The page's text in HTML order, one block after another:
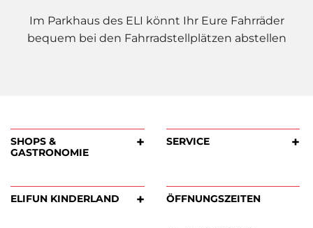
Im Parkhaus des ELI könnt Ihr Eure Fahrräder
bequem bei den Fahrradstellplätzen abstellen